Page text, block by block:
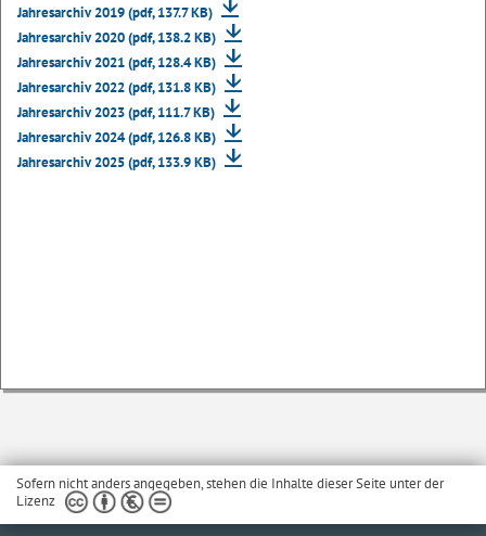
Jahresarchiv 2019 (pdf, 137.7 KB)
Jahresarchiv 2020 (pdf, 138.2 KB)
Jahresarchiv 2021 (pdf, 128.4 KB)
Jahresarchiv 2022 (pdf, 131.8 KB)
Jahresarchiv 2023 (pdf, 111.7 KB)
Jahresarchiv 2024 (pdf, 126.8 KB)
Jahresarchiv 2025 (pdf, 133.9 KB)
Sofern nicht anders angegeben, stehen die Inhalte dieser Seite unter der
Lizenz